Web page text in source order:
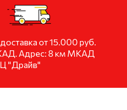
от 15.000 руб.
Адрес: 8 км МКАД
"Драйв"